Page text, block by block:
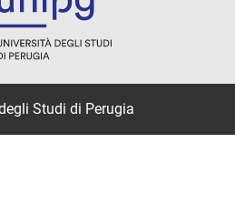
Studi di Perugia